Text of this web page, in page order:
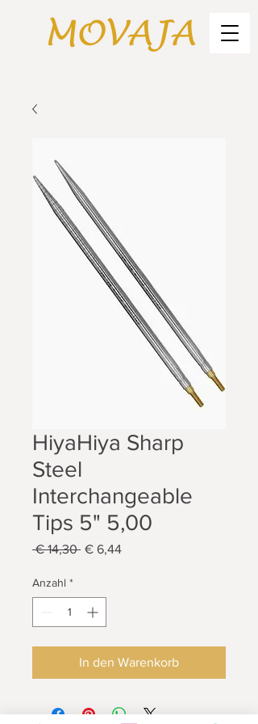
HiyaHiya Sharp
Steel
Interchangeable
Tips 5" 5,00
€ 14,30 Standardpreis
€ 6,44Sale-
Anzahl *
In den Warenkorb